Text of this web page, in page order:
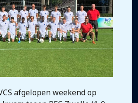
afgelopen weekend op